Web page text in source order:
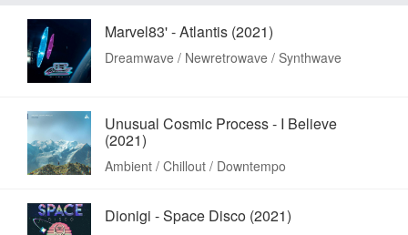
Marvel83' - Atlantis (2021)
Dreamwave / Newretrowave / Synthwave
Unusual Cosmic Process - I Believe
(2021)
Ambient / Chillout / Downtempo
Dionigi - Space Disco (2021)